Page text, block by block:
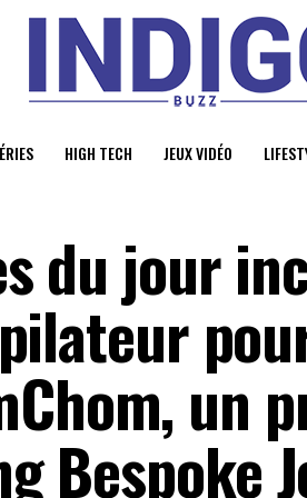
HIGH TECH JEUX VIDÉO
du jour
un
Bespoke